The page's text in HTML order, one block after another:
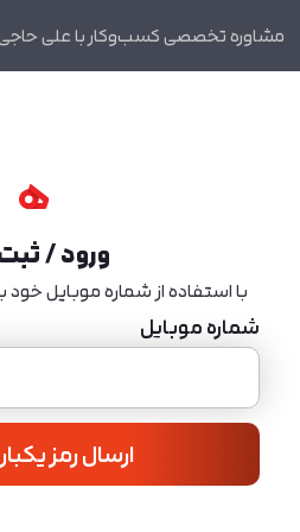
مشاوره تخصصی کسب‌وکار با علی
ورود /
با استفاده از شماره موبایل خود
شماره موبایل
ارسال رمز